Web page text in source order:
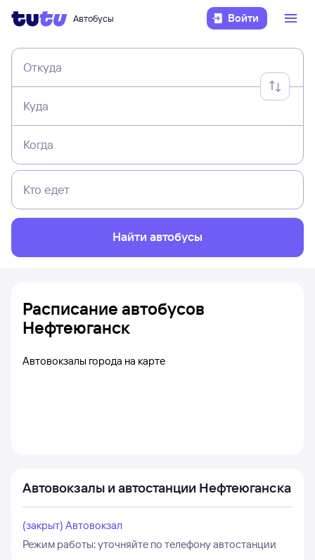
Автобусы Войти
Откуда
Куда
Когда
Кто едет
Найти автобусы
Расписание автобусов
Нефтеюганск
Автовокзалы города на карте
Автовокзалы и автостанции Нефтеюганска
(закрыт) Автовокзал
Режим работы:уточняйте по телефону автостанции